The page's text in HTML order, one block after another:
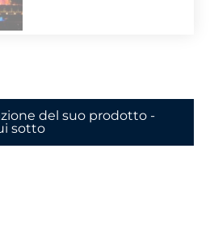
del suo prodotto -
sotto